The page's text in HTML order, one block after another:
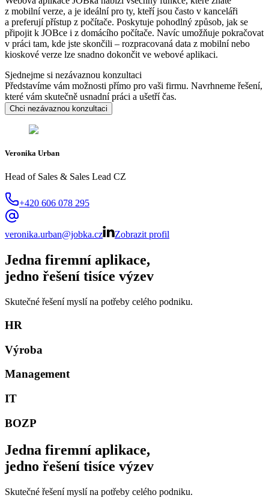
z mobilní verze, a je ideální pro ty, kteří jsou často v kanceláři
a preferují přístup z počítače. Poskytuje pohodlný způsob, jak se
připojit k JOBce i z domácího počítače. Navíc umožňuje pokračovat
v práci tam, kde jste skončili – rozpracovaná data z mobilní nebo
kioskové verze lze snadno dokončit ve webové aplikaci.
Sjednejme si nezávaznou konzultaci
Představíme vám možnosti přímo pro vaši firmu. Navrhneme řešení,
které vám skutečně usnadní práci a ušetří čas.
Chci nezávaznou konzultaci
Veronika Urban
Head of Sales & Sales Lead CZ
+420 606 078 295
veronika.urban@jobka.cz Zobrazit profil
Jedna firemní aplikace,
jedno řešení tisíce výzev
Skutečné řešení myslí na potřeby celého podniku.
HR
Výroba
Management
IT
BOZP
Jedna firemní aplikace,
jedno řešení tisíce výzev
Skutečné řešení myslí na potřeby celého podniku.